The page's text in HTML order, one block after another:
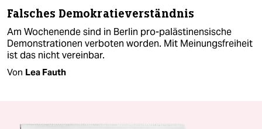
Falsches Demokratieverständnis
Am Wochenende sind in Berlin pro-palästinensische
Demonstrationen verboten worden. Mit Meinungsfreiheit
ist das nicht vereinbar.
Von Lea Fauth